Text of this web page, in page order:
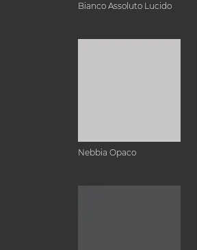
Bianco Assoluto Lucido
Nebbia Opaco